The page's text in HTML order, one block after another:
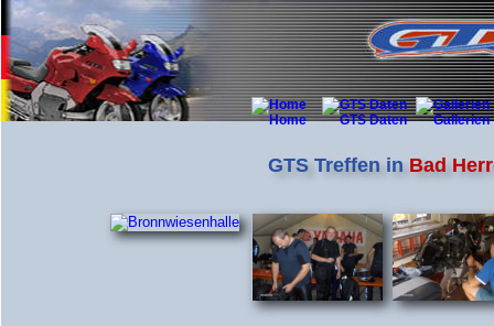
GTS Treffen in Bad